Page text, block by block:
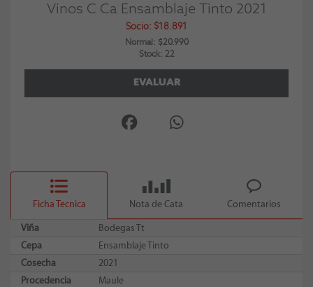
Vinos C Ca Ensamblaje Tinto 2021
Socio: $18.891
Normal: $20.990
Stock: 22
EVALUAR
Ficha Tecnica Nota de Cata Comentarios
Viña
Bodegas Tt
Cepa
Ensamblaje Tinto
Cosecha
2021
Procedencia
Maule